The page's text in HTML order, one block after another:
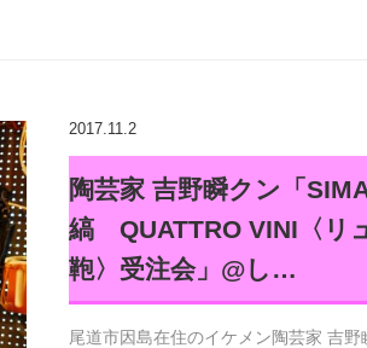
2017.11.2
陶芸家 吉野瞬クン「
縞 QUATTRO VINI〈リ
鞄〉受注会」@し…
尾道市因島在住のイケメン陶芸家 吉野